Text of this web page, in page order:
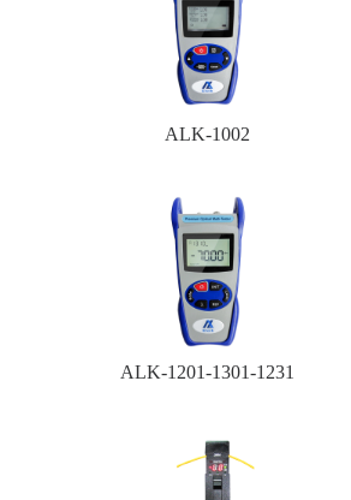
ALK-1002
ALK-1201-1301-1231